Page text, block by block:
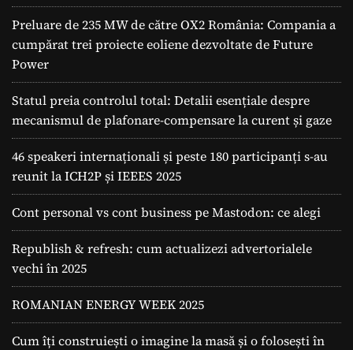
Preluare de 235 MW de către OX2 România: Compania a
cumpărat trei proiecte eoliene dezvoltate de Future
Power
Statul preia controlul total: Detalii esențiale despre
mecanismul de plafonare-compensare la curent și gaze
46 speakeri internaționali și peste 180 participanți s-au
reunit la ICH2P și IEEES 2025
Cont personal vs cont business pe Mastodon: ce alegi
Republish & refresh: cum actualizezi advertorialele
vechi în 2025
ROMANIAN ENERGY WEEK 2025
Cum îți construiești o imagine la masă și o folosești în